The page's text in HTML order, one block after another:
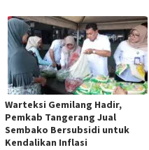
Warteksi Gemilang Hadir,
Pemkab Tangerang Jual
Sembako Bersubsidi untuk
Kendalikan Inflasi